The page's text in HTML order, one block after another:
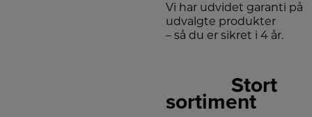
Vi har udvidet garanti på
udvalgte produkter
– så du er sikret i 4 år.
Stort
sortiment